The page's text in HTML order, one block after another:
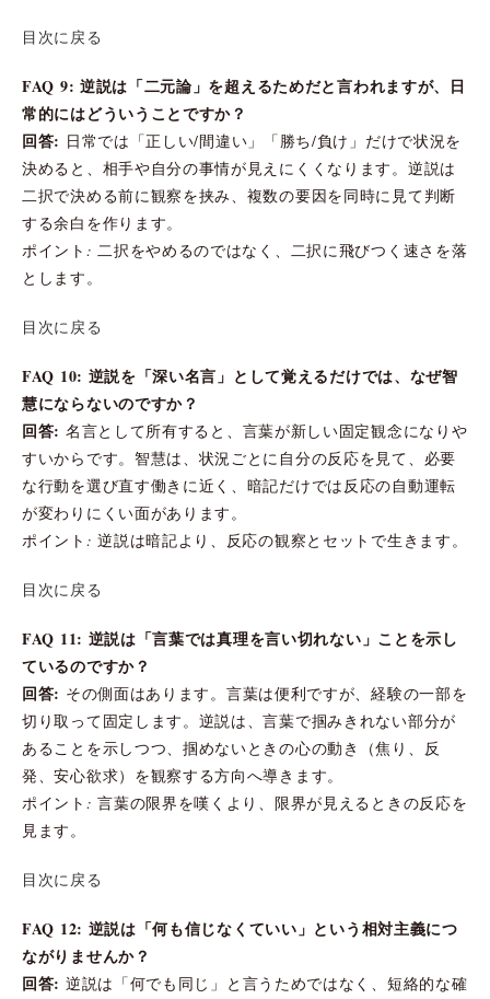
目次に戻る
FAQ 9: 逆説は「二元論」を超えるためだと言われますが、日
常的にはどういうことですか？
回答: 日常では「正しい/間違い」「勝ち/負け」だけで状況を
決めると、相手や自分の事情が見えにくくなります。逆説は
二択で決める前に観察を挟み、複数の要因を同時に見て判断
する余白を作ります。
ポイント: 二択をやめるのではなく、二択に飛びつく速さを落
とします。
目次に戻る
FAQ 10: 逆説を「深い名言」として覚えるだけでは、なぜ智
慧にならないのですか？
回答: 名言として所有すると、言葉が新しい固定観念になりや
すいからです。智慧は、状況ごとに自分の反応を見て、必要
な行動を選び直す働きに近く、暗記だけでは反応の自動運転
が変わりにくい面があります。
ポイント: 逆説は暗記より、反応の観察とセットで生きます。
目次に戻る
FAQ 11: 逆説は「言葉では真理を言い切れない」ことを示し
ているのですか？
回答: その側面はあります。言葉は便利ですが、経験の一部を
切り取って固定します。逆説は、言葉で掴みきれない部分が
あることを示しつつ、掴めないときの心の動き（焦り、反
発、安心欲求）を観察する方向へ導きます。
ポイント: 言葉の限界を嘆くより、限界が見えるときの反応を
見ます。
目次に戻る
FAQ 12: 逆説は「何も信じなくていい」という相対主義につ
ながりませんか？
回答: 逆説は「何でも同じ」と言うためではなく、短絡的な確